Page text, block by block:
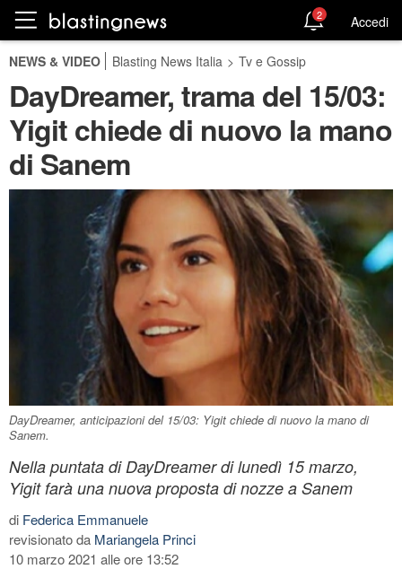
2 Accedi
NEWS & VIDEO Blasting News Italia > Tv e Gossip
DayDreamer, trama del 15/03:
Yigit chiede di nuovo la mano
di Sanem
DayDreamer, anticipazioni del 15/03: Yigit chiede di nuovo la mano di
Sanem.
Nella puntata di DayDreamer di lunedì 15 marzo,
Yigit farà una nuova proposta di nozze a Sanem
di Federica Emmanuele
revisionato da Mariangela Princi
10 marzo 2021 alle ore 13:52